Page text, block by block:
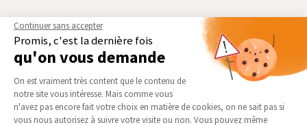
AGENCES DE TOULOUSE (8
PLACE OLIVIER & 87 AV. JEAN
RIEUX)
Qui sommes-nous
Actualités
Notre charte qualité
NOS DOMAINES
D’INTERVENTION
EXTENSION
RÉNOVATION INTÉRIEURE
TRAVAUX EXTÉRIEURS
Continuer sans accepter
Promis, c'est la dernière fois
qu'on vous demande
Plateforme de Gestion du
On est vraiment très content que le contenu de
notre site vous intéresse. Mais comme vous
n'avez pas encore fait votre choix en matière de cookies, on ne sait pas si
vous nous autorisez à suivre votre visite ou non. Vous pouvez même
Axeptio consent